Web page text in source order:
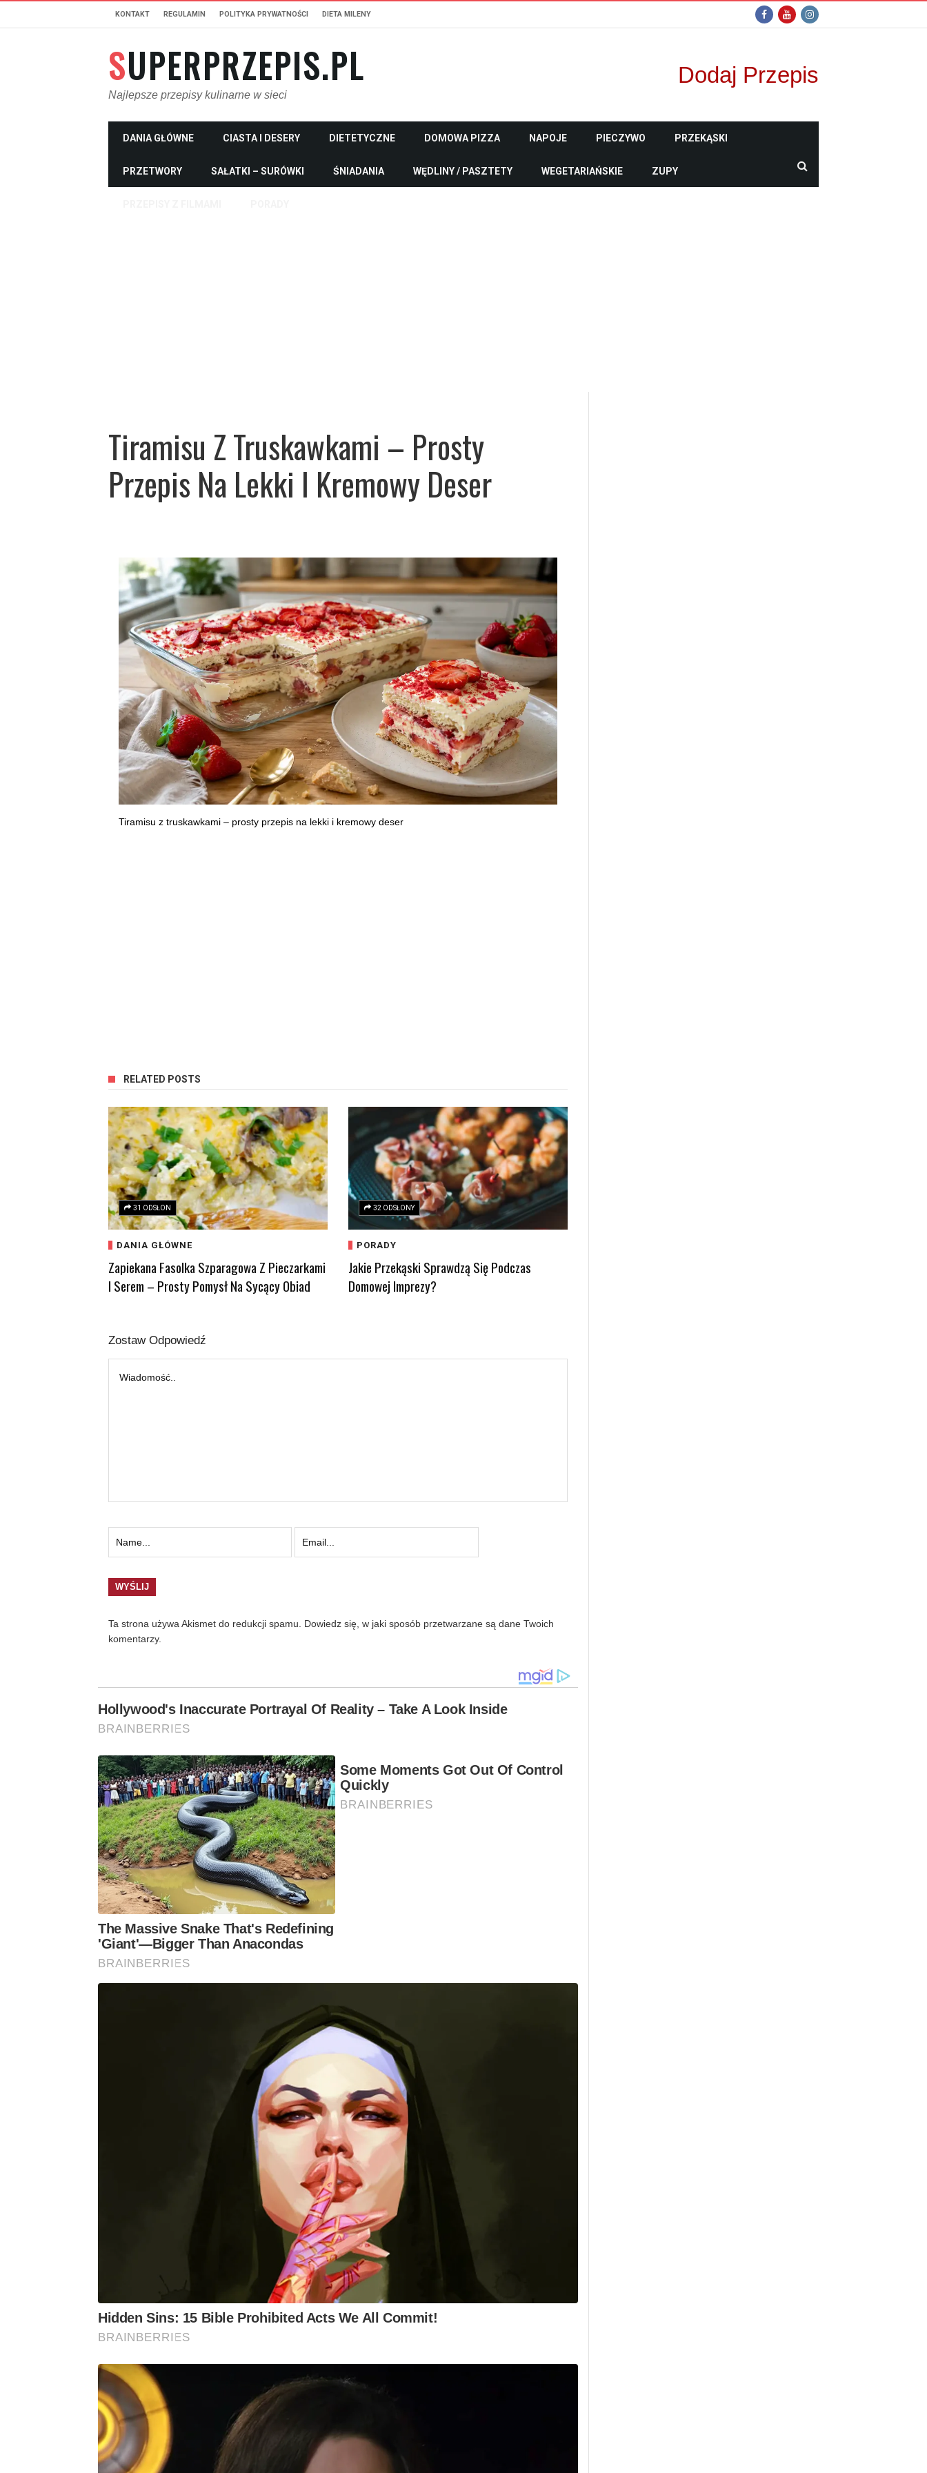
KONTAKT REGULAMIN POLITYKA PRYWATNOŚCI DIETA MILENY
SUPERPRZEPIS.PL
Najlepsze przepisy kulinarne w sieci
Dodaj Przepis
DANIA GŁÓWNE CIASTA I DESERY DIETETYCZNE DOMOWA PIZZA NAPOJE PIECZYWO PRZEKĄSKI
PRZETWORY SAŁATKI – SURÓWKI ŚNIADANIA WĘDLINY / PASZTETY WEGETARIAŃSKIE ZUPY
Tiramisu Z Truskawkami – Prosty
Przepis Na Lekki I Kremowy Deser
Tiramisu z truskawkami – prosty przepis na lekki i kremowy deser
RELATED POSTS
31 ODSŁON
DANIA GŁÓWNE
Zapiekana Fasolka Szparagowa Z Pieczarkami
I Serem – Prosty Pomysł Na Sycący Obiad
32 ODSŁONY
PORADY
Jakie Przekąski Sprawdzą Się Podczas
Domowej Imprezy?
Zostaw Odpowiedź
Ta strona używa Akismet do redukcji spamu. Dowiedz się, w jaki sposób przetwarzane są dane Twoich
komentarzy.